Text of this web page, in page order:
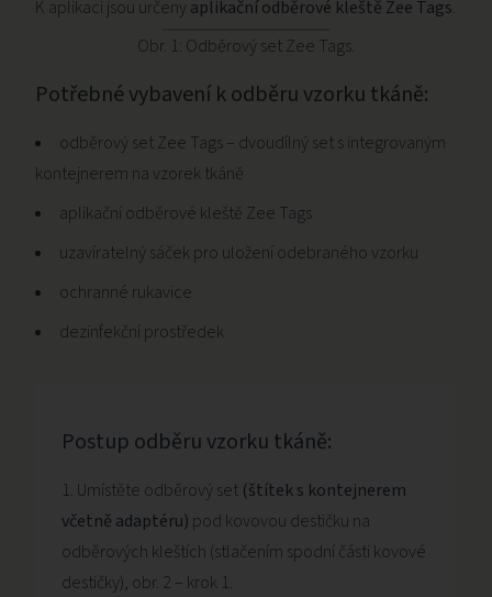
K aplikaci jsou určenyaplikační odběrové kleště Zee Tags.
Obr. 1: Odběrový set Zee Tags.
Potřebné vybavení k odběru vzorku tkáně:
odběrový set Zee Tags – dvoudílný set s integrovaným
kontejnerem na vzorek tkáně
aplikační odběrové kleště Zee Tags
uzavíratelný sáček pro uložení odebraného vzorku
ochranné rukavice
dezinfekční prostředek
Postup odběru vzorku tkáně:
1. Umístěte odběrový set (štítek s kontejnerem
včetně adaptéru) pod kovovou destičku na
odběrových kleštích (stlačením spodní části kovové
destičky), obr. 2 – krok 1.